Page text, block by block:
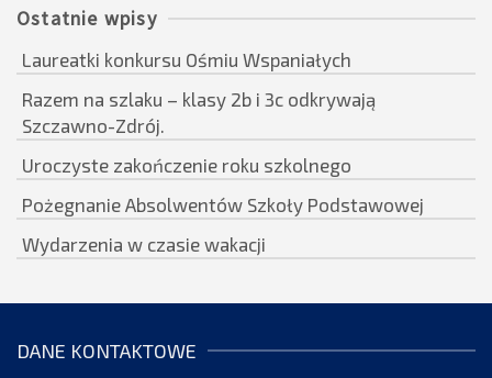
Ostatnie wpisy
Laureatki konkursu Ośmiu Wspaniałych
Razem na szlaku – klasy 2b i 3c odkrywają
Szczawno-Zdrój.
Uroczyste zakończenie roku szkolnego
Pożegnanie Absolwentów Szkoły Podstawowej
Wydarzenia w czasie wakacji
DANE KONTAKTOWE